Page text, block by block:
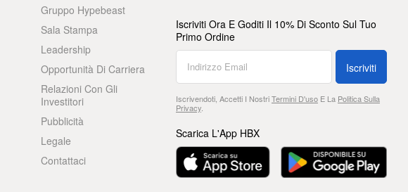
Gruppo Hypebeast
Sala Stampa
Leadership
Opportunità Di Carriera
Relazioni Con Gli
Investitori
Pubblicità
Legale
Contattaci
Iscriviti Ora E Goditi Il 10% Di Sconto Sul Tuo
Primo Ordine
Iscriviti
Iscrivendoti, Accetti I NostriTermini D'usoE La Politica Sulla
Privacy.
Scarica L'App HBX